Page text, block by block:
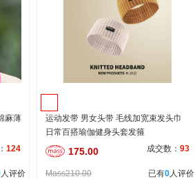
麻薄
124
人评价
运动发带 男女头带 毛线加宽束发头巾
日常百搭瑜伽健身头套发箍
175.00 成交数： 93
Mass210.00 已有0人评价